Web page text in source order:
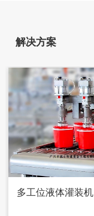
解决方案
多工位液体灌装机